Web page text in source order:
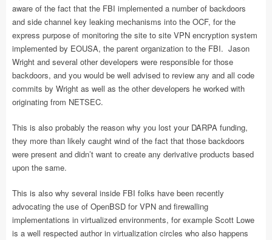
aware of the fact that the FBI implemented a number of backdoors
and side channel key leaking mechanisms into the OCF, for the
express purpose of monitoring the site to site VPN encryption system
implemented by EOUSA, the parent organization to the FBI. Jason
Wright and several other developers were responsible for those
backdoors, and you would be well advised to review any and all code
commits by Wright as well as the other developers he worked with
originating from NETSEC.
This is also probably the reason why you lost your DARPA funding,
they more than likely caught wind of the fact that those backdoors
were present and didn’t want to create any derivative products based
upon the same.
This is also why several inside FBI folks have been recently
advocating the use of OpenBSD for VPN and firewalling
implementations in virtualized environments, for example Scott Lowe
is a well respected author in virtualization circles who also happens